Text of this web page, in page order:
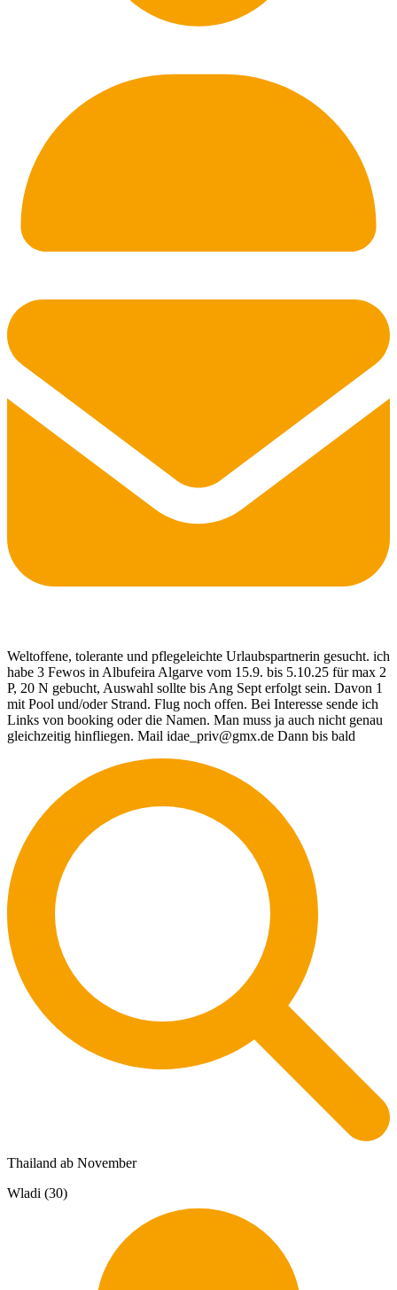
Weltoffene, tolerante und pflegeleichte Urlaubspartnerin gesucht. ich
habe 3 Fewos in Albufeira Algarve vom 15.9. bis 5.10.25 für max 2
P, 20 N gebucht, Auswahl sollte bis Ang Sept erfolgt sein. Davon 1
mit Pool und/oder Strand. Flug noch offen. Bei Interesse sende ich
Links von booking oder die Namen. Man muss ja auch nicht genau
gleichzeitig hinfliegen. Mail idae_priv@gmx.de Dann bis bald
Thailand ab November
Wladi (30)